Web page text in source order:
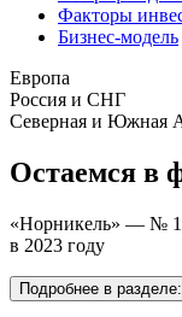
Факторы
Бизнес-модель
Европа
Россия и СНГ
Северная и Южная
Остаемся в
«Норникель» — № 1
в 2023 году
Подробнее в разделе: